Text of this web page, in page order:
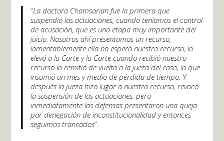
“La doctora Chamsarian fue la primera que
suspendió las actuaciones, cuando teníamos el control
de acusación, que es una etapa muy importante del
juicio. Nosotros ahí presentamos un recurso,
lamentablemente ella no esperó nuestro recurso, lo
elevó a la Corte y la Corte cuando recibió nuestro
recurso lo remitió de vuelta a la jueza del caso, lo que
insumió un mes y medio de pérdida de tiempo. Y
después la jueza hizo lugar a nuestro recurso, revocó
la suspensión de las actuaciones, pero
inmediatamente las defensas presentaron una queja
por denegación de inconstitucionalidad y entonces
seguimos trancados”.